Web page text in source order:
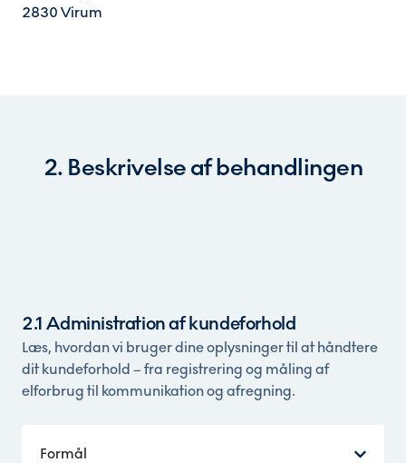
2830 Virum
2. Beskrivelse af behandlingen
2.1 Administration af kundeforhold
Læs, hvordan vi bruger dine oplysninger til at håndtere
dit kundeforhold – fra registrering og måling af
elforbrug til kommunikation og afregning.
Formål